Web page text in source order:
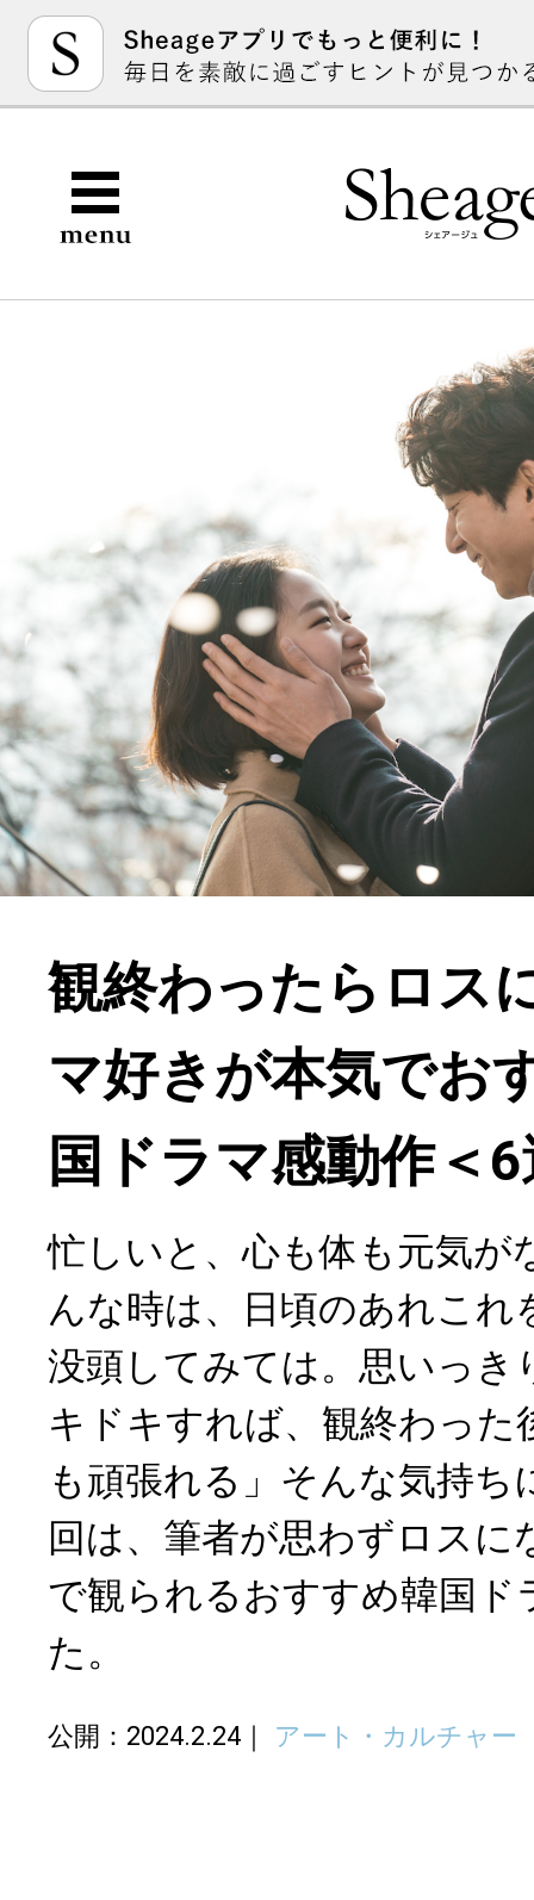
観終わったらロス
マ好きが本気でお
国ドラマ感動作＜
忙しいと、心も体も元気が
んな時は、日頃のあれこれ
没頭してみては。思いっき
キドキすれば、観終わった
も頑張れる」そんな気持ち
回は、筆者が思わずロスに
で観られるおすすめ韓国ド
た。
公開：2024.2.24 アート・カルチャー